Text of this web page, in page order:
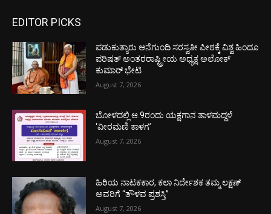
EDITOR PICKS
ಪಡುಕುತ್ಯಾರು ಆನೆಗುಂದಿ ಸರಸ್ವತೀ ಪೀಠಕ್ಕೆ ವಿಶ್ವ ಹಿಂದೂ
ಪರಿಷತ್ ಅಂತರರಾಷ್ಟ್ರೀಯ ಅಧ್ಯಕ್ಷ ಅಲೋಕ್
ಕುಮಾರ್ ಭೇಟಿ
August 7, 2026
ಬೋಳದಲ್ಲಿ ಆ.9ರಂದು ಯಕ್ಷಗಾನ ತಾಳಮದ್ದಳೆ
‘ವೀರಮಣಿ ಕಾಳಗ’
August 7, 2026
ಹಿರಿಯ ನಾಟಕಕಾರ, ಕಲಾ ನಿರ್ದೇಶಕ ತಮ್ಮ ಲಕ್ಷಣ್
ಅವರಿಗೆ “ತೌಳವ ಪ್ರಶಸ್ತಿ”
August 7, 2026